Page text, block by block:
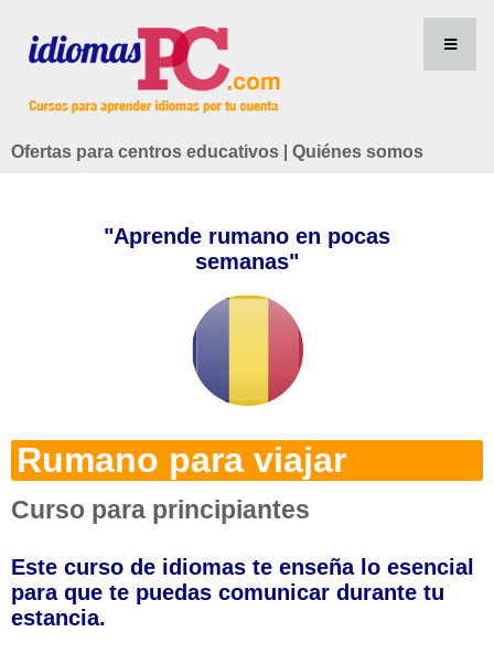
Ofertas para centros educativos Quiénes somos
"Aprende rumano en pocas
semanas"
Rumano para viajar
Curso para principiantes
Este curso de idiomas te enseña lo esencial
para que te puedas comunicar durante tu
estancia.